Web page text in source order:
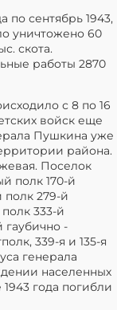
по сентябрь 1943,
уничтожено 60
скота.
работы 2870
с 8 по 16
войск еще
Пушкина уже
района.
Поселок
полк 170-й
полк 279-й
333-й
гаубично -
339-я и 135-я
генерала
населенных
года погибли